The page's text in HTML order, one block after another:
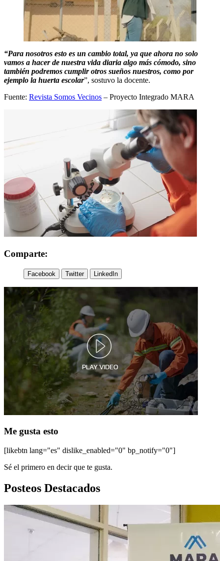
“Para nosotros esto es un cambio total, ya que ahora no solo
vamos a hacer de nuestra vida diaria algo más cómodo, sino
también podremos cumplir otros sueños nuestros, como por
ejemplo la huerta escolar”, sostuvo la docente.
Fuente: Revista Somos Vecinos – Proyecto Integrado MARA
Comparte:
Facebook Twitter LinkedIn
Me gusta esto
[likebtn lang="es" dislike_enabled="0" bp_notify="0"]
Sé el primero en decir que te gusta.
Posteos Destacados